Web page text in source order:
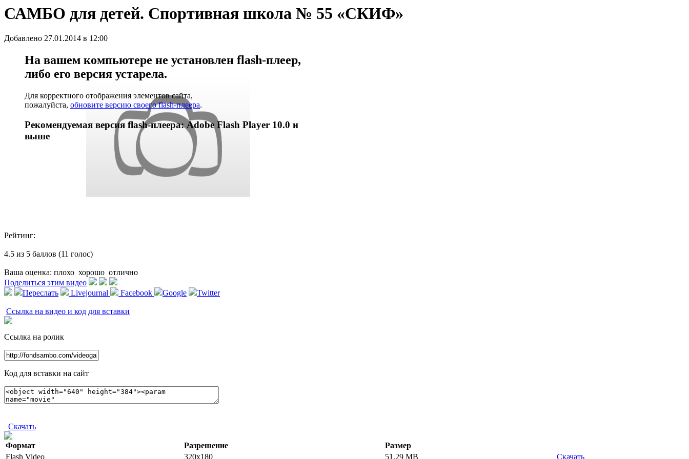
САМБО для детей. Спортивная школа № 55 «СКИФ»
Добавлено 27.01.2014 в 12:00
На вашем компьютере не установлен flash-плеер,
либо его версия устарела.
Для корректного отображения элементов сайта,
пожалуйста, обновите версию своего flash-плеера.
Рекомендуемая версия flash-плеера: Adobe Flash Player 10.0 и
выше
Рейтинг:
4.5 из 5 баллов (11 голос)
Ваша оценка: плохо хорошо отлично
Поделиться этим видео
Переслать
Livejournal Facebook Google Twitter
Ссылка на видео и код для вставки
Ссылка на ролик
Код для вставки на сайт
Скачать
Формат Разрешение
Размер
Flash Video
320x180 51.29 MB Скачать